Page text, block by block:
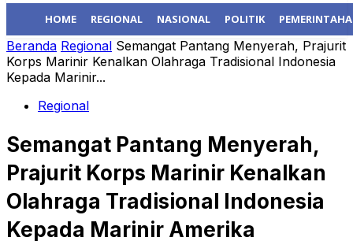
HOME REGIONAL NASIONAL POLITIK
Beranda Regional Semangat Pantang Menyerah, Prajurit
Korps Marinir Kenalkan Olahraga Tradisional Indonesia
Kepada Marinir...
Regional
Semangat Pantang Menyerah,
Prajurit Korps Marinir Kenalkan
Olahraga Tradisional Indonesia
Kepada Marinir Amerika